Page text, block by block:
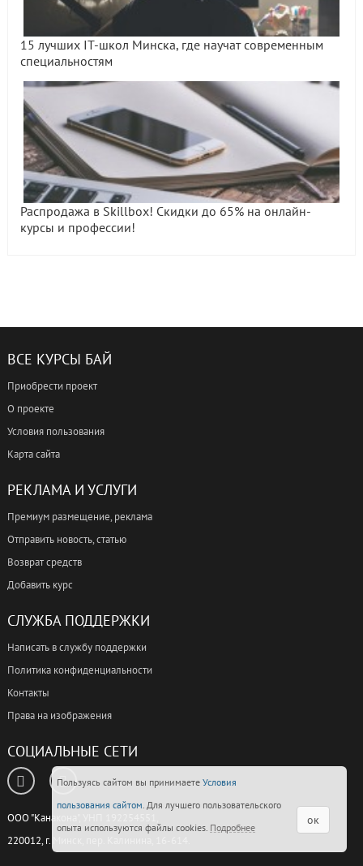
15 лучших IT-школ Минска, где научат современным
специальностям
Распродажа в Skillbox! Скидки до 65% на онлайн-
курсы и профессии!
ВСЕ КУРСЫ БАЙ
Приобрести проект
О проекте
Условия пользования
Карта сайта
РЕКЛАМА И УСЛУГИ
Премиум размещение, реклама
Отправить новость, статью
Возврат средств
Добавить курс
СЛУЖБА ПОДДЕРЖКИ
Написать в службу поддержки
Политика конфиденциальности
Контакты
Права на изображения
СОЦИАЛЬНЫЕ СЕТИ
ООО "Канакона", УНП 192254551,
220012, г. Минск, пер. Калинина, 16-614.
Пользуясь сайтом вы принимаете Условия
пользования сайтом. Для лучшего пользовательского
опыта используются файлы cookies. Подробнее
ок